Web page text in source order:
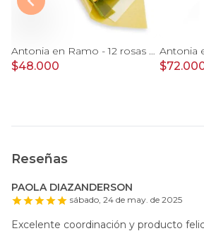
Antonia en Ramo - 12 rosas ecuatorianas amarillo e hypericum
$48.000
Reseñas
PAOLA DIAZANDERSON
sábado, 24 de may. de 2025
Excelente coordinación y producto